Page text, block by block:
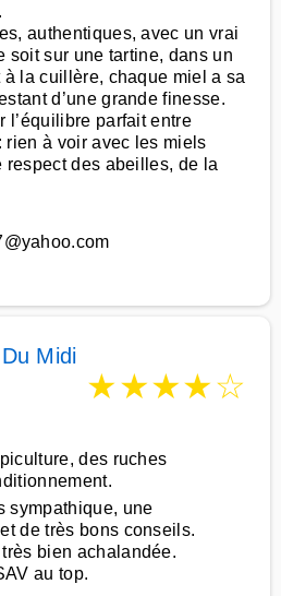
authentiques, avec un vrai
soit sur une tartine, dans un
la cuillère, chaque miel a sa
d’une grande finesse.
l’équilibre parfait entre
rien à voir avec les miels
respect des abeilles, de la
Midi
★★★★☆
des ruches
sympathique, une
de très bons conseils.
bien achalandée.
au top.